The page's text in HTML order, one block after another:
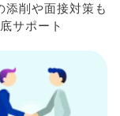
添削や面接対策も
サポート